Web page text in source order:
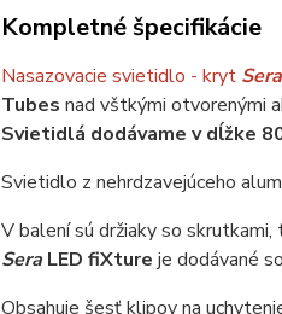
Kompletné špecifikácie
Nasazovacie svietidlo - kryt Sera
Tubes nad vštkými otvorenými
Svietidlá dodávame v dĺžke
Svietidlo z nehrdzavejúceho
V balení sú držiaky so
SeraLED fiXture je dodávané so
Obsahuje šesť klipov na